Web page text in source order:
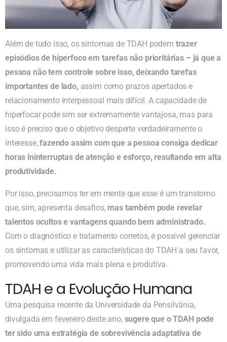
Além de tudo isso, os sintomas de TDAH podem trazer
episódios de hiperfoco em tarefas não prioritárias – já que a
pessoa não tem controle sobre isso, deixando tarefas
importantes de lado, assim como prazos apertados e
relacionamento interpessoal mais difícil. A capacidade de
hiperfocar pode sim ser extremamente vantajosa, mas para
isso é preciso que o objetivo desperte verdadeiramente o
interesse,fazendo assim com que a pessoa consiga dedicar
horas ininterruptas de atenção e esforço, resultando em alta
produtividade.
Por isso, precisamos ter em mente que esse é um transtorno
que, sim, apresenta desafios, mas também pode revelar
talentos ocultos e vantagens quando bem administrado.
Com o diagnóstico e tratamento corretos, é possível gerenciar
os sintomas e utilizar as características do TDAH a seu favor,
promovendo uma vida mais plena e produtiva.
TDAH e a Evolução Humana
Uma pesquisa recente da Universidade da Pensilvânia,
divulgada em fevereiro deste ano, sugere que o TDAH pode
ter sido uma estratégia de sobrevivência adaptativa de